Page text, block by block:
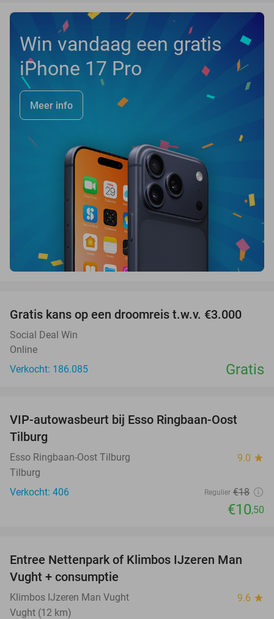
Win vandaag een gratis
iPhone 17 Pro
Meer info
Gratis kans op een droomreis t.w.v. €3.000
Social Deal Win
Online
Verkocht: 186.085
Gratis
42%
VIP-autowasbeurt bij Esso Ringbaan-Oost
Tilburg
Esso Ringbaan-Oost Tilburg 9.0 star
Tilburg
Verkocht: 406
Regulier €18
€10,50
29%
Entree Nettenpark of Klimbos IJzeren Man
Vught + consumptie
Klimbos IJzeren Man Vught 9.6 star
Vught (12 km)